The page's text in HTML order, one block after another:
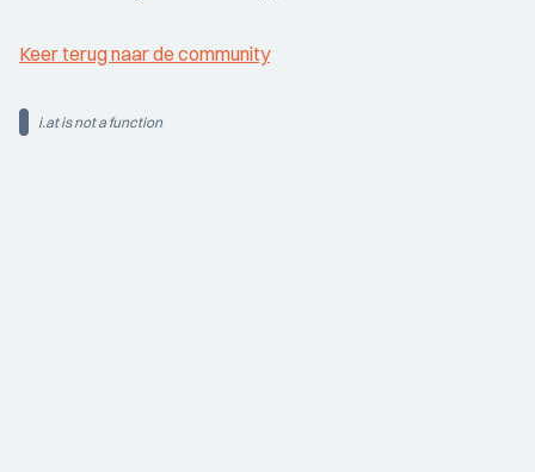
Keer terug naar de community
i.at is not a function